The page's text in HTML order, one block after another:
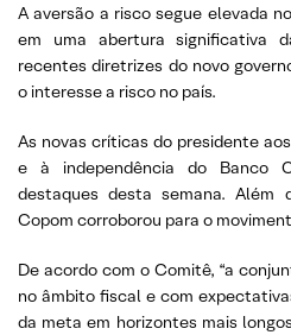
A aversão a risco segue elevada
em uma abertura significativa
recentes diretrizes do novo
o interesse a risco no país.
As novas críticas do presidente
e à independência do Banco
destaques desta semana. Além
Copom corroborou para o
De acordo com o Comitê, “a
no âmbito fiscal e com
da meta em horizontes mais